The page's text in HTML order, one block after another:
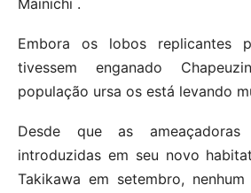
Mainichi .
Embora os lobos replicantes
tivessem enganado
população ursa os está levando
Desde que as ameaçadoras
introduzidas em seu novo
Takikawa em setembro,